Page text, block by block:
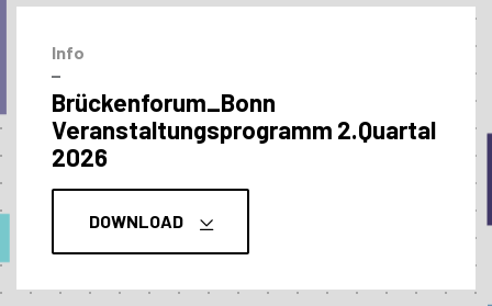
Info
–
Brückenforum_Bonn
Veranstaltungs­programm 2.Quartal
2026
DOWNLOAD